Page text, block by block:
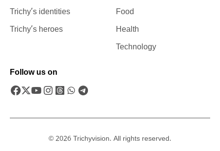
Trichy’s identities
Trichy’s heroes
Food
Health
Technology
Follow us on
© 2026 Trichyvision. All rights reserved.